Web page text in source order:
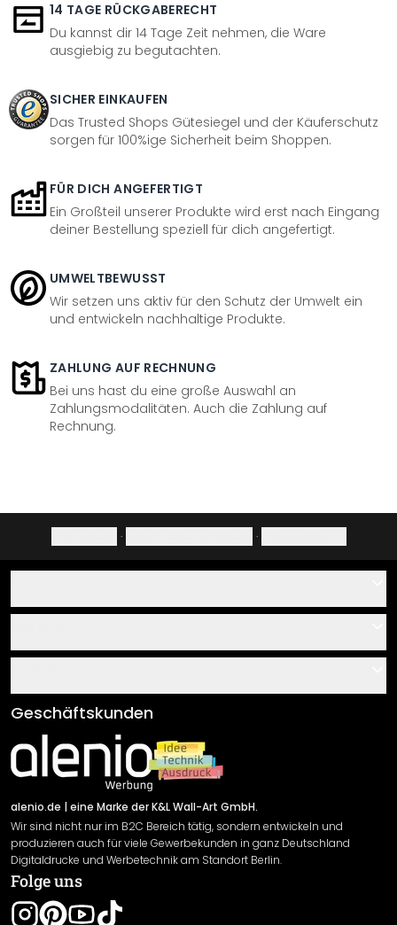
14 TAGE RÜCKGABERECHT
Du kannst dir 14 Tage Zeit nehmen, die Ware
ausgiebig zu begutachten.
SICHER EINKAUFEN
Das Trusted Shops Gütesiegel und der Käuferschutz
sorgen für 100%ige Sicherheit beim Shoppen.
FÜR DICH ANGEFERTIGT
Ein Großteil unserer Produkte wird erst nach Eingang
deiner Bestellung speziell für dich angefertigt.
UMWELTBEWUSST
Wir setzen uns aktiv für den Schutz der Umwelt ein
und entwickeln nachhaltige Produkte.
ZAHLUNG AUF RECHNUNG
Bei uns hast du eine große Auswahl an
Zahlungsmodalitäten. Auch die Zahlung auf
Rechnung.
· ·
Über uns
Klebe- und Montageanleitungen
Newsletter An-/Abmeldung
Sendungsverfolgung
AGB
Impressum
Versand & Zahlung
Rücksendung
Widerrufsrecht
Datenschutzerklärung
Gewährleistung
Leistungserklärung / CE-Zeichen
Geschäftskunden
alenio.de | eine Marke der K&L Wall-Art GmbH.
Wir sind nicht nur im B2C Bereich tätig, sondern entwickeln und
produzieren auch für viele Gewerbekunden in ganz Deutschland
Digitaldrucke und Werbetechnik am Standort Berlin.
Folge uns